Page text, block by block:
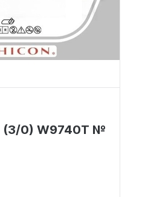
(3/0) W9740T №